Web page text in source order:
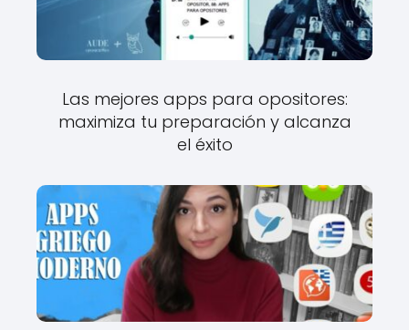
Las mejores apps para opositores:
maximiza tu preparación y alcanza
el éxito